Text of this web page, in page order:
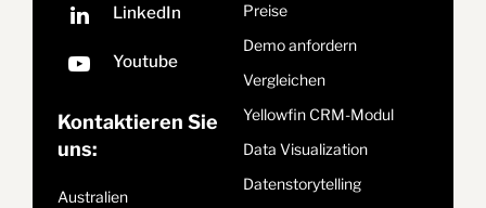
Kontaktieren Sie
uns:
Australien
Preise
Demo anfordern
Vergleichen
Yellowfin CRM-Modul
Data Visualization
Datenstorytelling